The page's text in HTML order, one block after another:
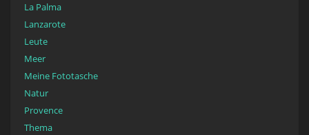
La Palma
Lanzarote
Leute
Meer
Meine Fototasche
Natur
Provence
Thema